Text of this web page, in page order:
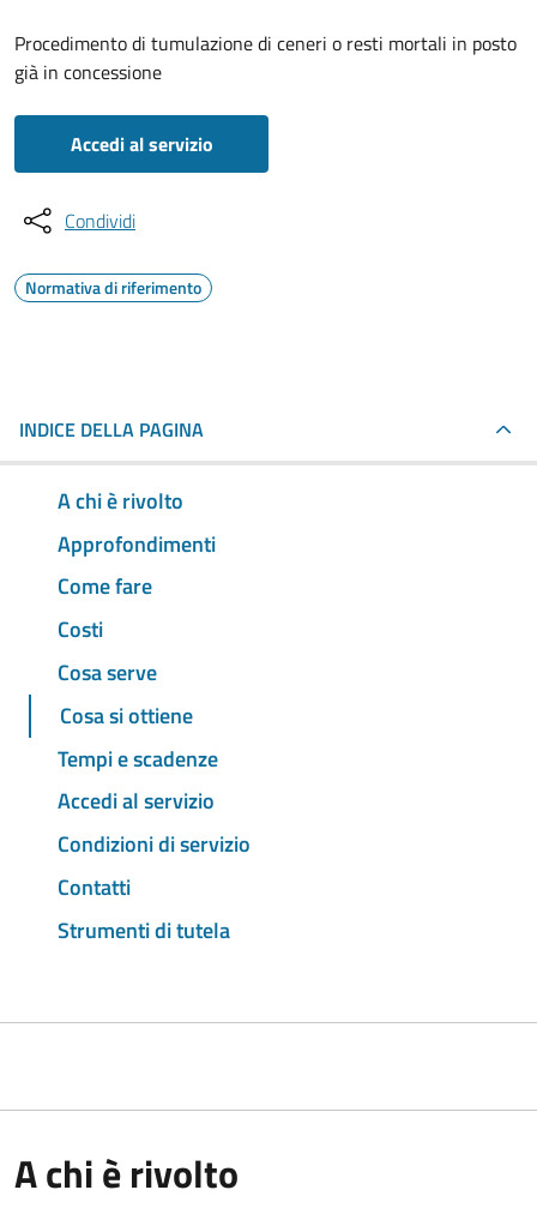
Procedimento di tumulazione di ceneri o resti mortali in posto
già in concessione
Accedi al servizio
Condividi
Normativa di riferimento
INDICE DELLA PAGINA
A chi è rivolto
Approfondimenti
Come fare
Costi
Cosa serve
Cosa si ottiene
Tempi e scadenze
Accedi al servizio
Condizioni di servizio
Contatti
Strumenti di tutela
A chi è rivolto